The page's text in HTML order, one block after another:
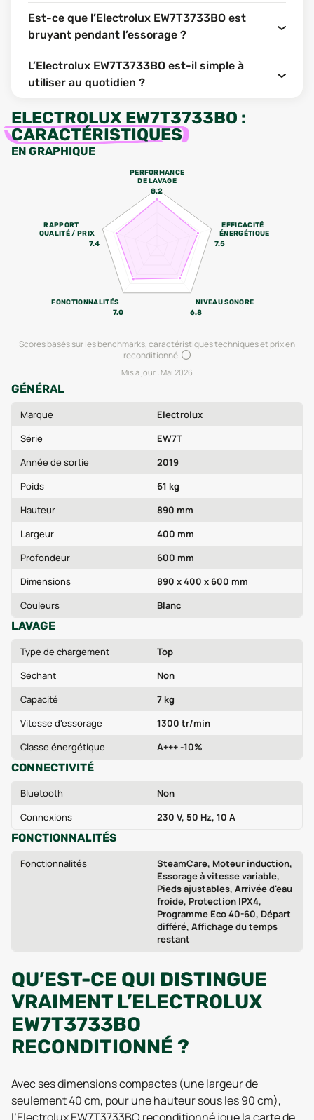
Est-ce que l’Electrolux EW7T3733BO est
bruyant pendant l’essorage ?
L’Electrolux EW7T3733BO est-il simple à
utiliser au quotidien ?
ELECTROLUX EW7T3733BO :
CARACTÉRISTIQUES
EN GRAPHIQUE
PERFORMANCE
DE LAVAGE
8.2
EFFICACITÉ
ÉNERGÉTIQUE
7.5
NIVEAU SONORE
6.8
FONCTIONNALITÉS
7.0
RAPPORT
QUALITÉ / PRIX
7.4
Scores basés sur les benchmarks, caractéristiques techniques et prix en
reconditionné.
Mis à jour : Mai 2026
GÉNÉRAL
Marque
Electrolux
Série
EW7T
Année de sortie
2019
Poids
61 kg
Hauteur
890 mm
Largeur
400 mm
Profondeur
600 mm
Dimensions
890 x 400 x 600 mm
Couleurs
Blanc
LAVAGE
Type de chargement
Top
Séchant
Non
Capacité
7 kg
Vitesse d'essorage
1300 tr/min
Classe énergétique
A+++ -10%
CONNECTIVITÉ
Bluetooth
Non
Connexions
230 V, 50 Hz, 10 A
FONCTIONNALITÉS
Fonctionnalités
SteamCare, Moteur induction,
Essorage à vitesse variable,
Pieds ajustables, Arrivée d'eau
froide, Protection IPX4,
Programme Eco 40-60, Départ
différé, Affichage du temps
restant
QU’EST-CE QUI DISTINGUE
VRAIMENT L’ELECTROLUX
EW7T3733BO
RECONDITIONNÉ ?
Avec ses dimensions compactes (une largeur de
seulement 40 cm, pour une hauteur sous les 90 cm),